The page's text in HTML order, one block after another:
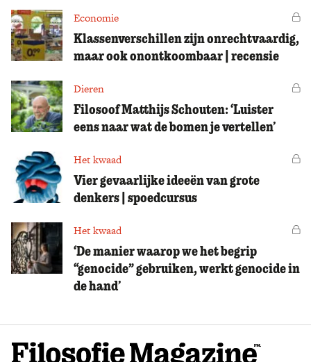
Economie
Klassenverschillen zijn onrechtvaardig,
maar ook onontkoombaar | recensie
Dieren
Filosoof Matthijs Schouten: ‘Luister
eens naar wat de bomen je vertellen’
Het kwaad
Vier gevaarlijke ideeën van grote
denkers | spoedcursus
Het kwaad
‘De manier waarop we het begrip
“genocide” gebruiken, werkt genocide in
de hand’